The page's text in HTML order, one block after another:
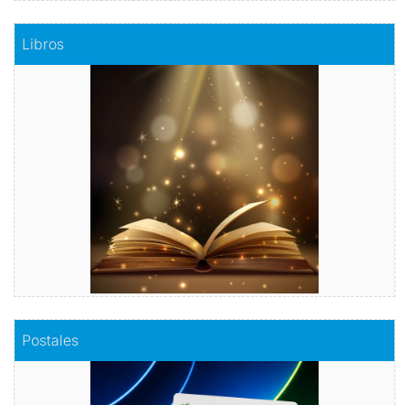
Libros
Haz realidad tu historia
Comprar
Comprar
Postales
Dale vida a tus emociones con nuestras
Comprar